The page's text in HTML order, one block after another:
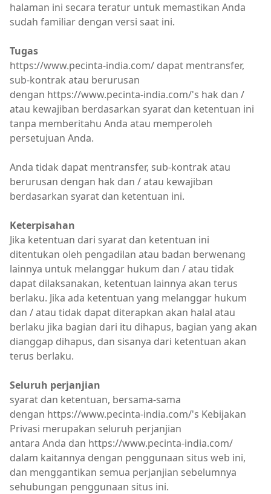
halaman ini secara teratur untuk memastikan Anda
sudah familiar dengan versi saat ini.
Tugas
https://www.pecinta-india.com/ dapat mentransfer,
sub-kontrak atau berurusan
dengan https://www.pecinta-india.com/'s hak dan /
atau kewajiban berdasarkan syarat dan ketentuan ini
tanpa memberitahu Anda atau memperoleh
persetujuan Anda.
Anda tidak dapat mentransfer, sub-kontrak atau
berurusan dengan hak dan / atau kewajiban
berdasarkan syarat dan ketentuan ini.
Keterpisahan
Jika ketentuan dari syarat dan ketentuan ini
ditentukan oleh pengadilan atau badan berwenang
lainnya untuk melanggar hukum dan / atau tidak
dapat dilaksanakan, ketentuan lainnya akan terus
berlaku. Jika ada ketentuan yang melanggar hukum
dan / atau tidak dapat diterapkan akan halal atau
berlaku jika bagian dari itu dihapus, bagian yang akan
dianggap dihapus, dan sisanya dari ketentuan akan
terus berlaku.
Seluruh perjanjian
syarat dan ketentuan, bersama-sama
dengan https://www.pecinta-india.com/'s Kebijakan
Privasi merupakan seluruh perjanjian
antara Anda dan https://www.pecinta-india.com/
dalam kaitannya dengan penggunaan situs web ini,
dan menggantikan semua perjanjian sebelumnya
sehubungan penggunaan situs ini.